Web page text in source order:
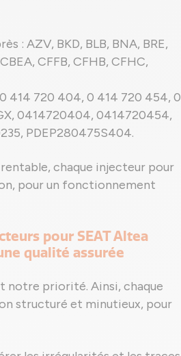
: AZV, BKD, BLB, BNA, BRE,
CFFB, CFHB, CFHC,
414 720 404, 0 414 720 454, 0
0414720404, 0414720454,
PDEP280475S404.
chaque injecteur pour
pour un fonctionnement
pour SEAT Altea
qualité assurée
notre priorité. Ainsi, chaque
structuré et minutieux, pour